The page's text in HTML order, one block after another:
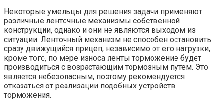
Некоторые умельцы для решения задачи применяют
различные ленточные механизмы собственной
конструкции, однако и они не являются выходом из
ситуации. Ленточный механизм не способен остановить
сразу движущийся прицеп, независимо от его нагрузки,
кроме того, по мере износа ленты торможение будет
производиться с возрастающим тормозным путем. Это
является небезопасным, поэтому рекомендуется
отказаться от реализации подобных устройств
торможения.